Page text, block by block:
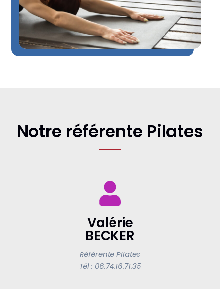
Notre référente Pilates
Valérie
BECKER
Référente Pilates
Tél : 06.74.16.71.35